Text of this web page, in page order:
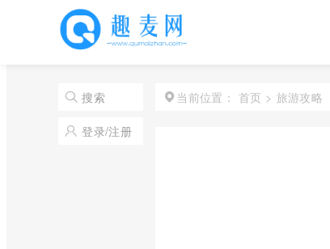
搜索
登录/注册
当前位置： 首页 > 旅游攻略